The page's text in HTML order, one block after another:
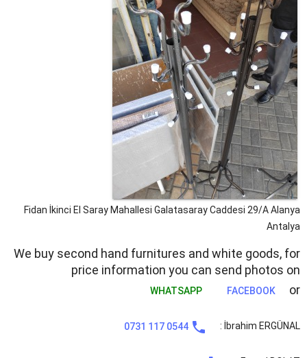
Fidan İkinci El Saray Mahallesi Galatasaray Caddesi 29/AAlanya
Antalya
We buy second hand furnitures and white goods, for
price information you can send photos on
FACEBOOK or
WHATSAPP
İbrahim ERGÜNAL :
phone